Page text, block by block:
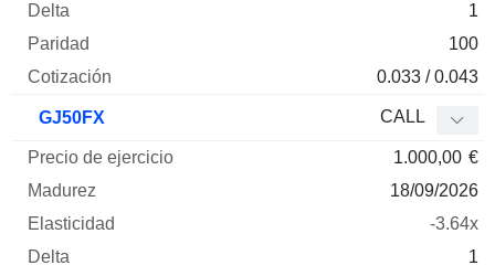
1
100
0.033 / 0.043
GJ50FX CALL
1.000,00 €
18/09/2026
-3.64x
1